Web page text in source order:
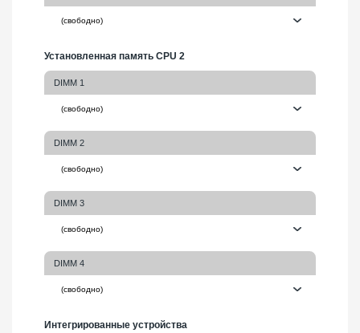
Установленная память CPU 2
DIMM 1
DIMM 2
DIMM 3
DIMM 4
Интегрированные устройства